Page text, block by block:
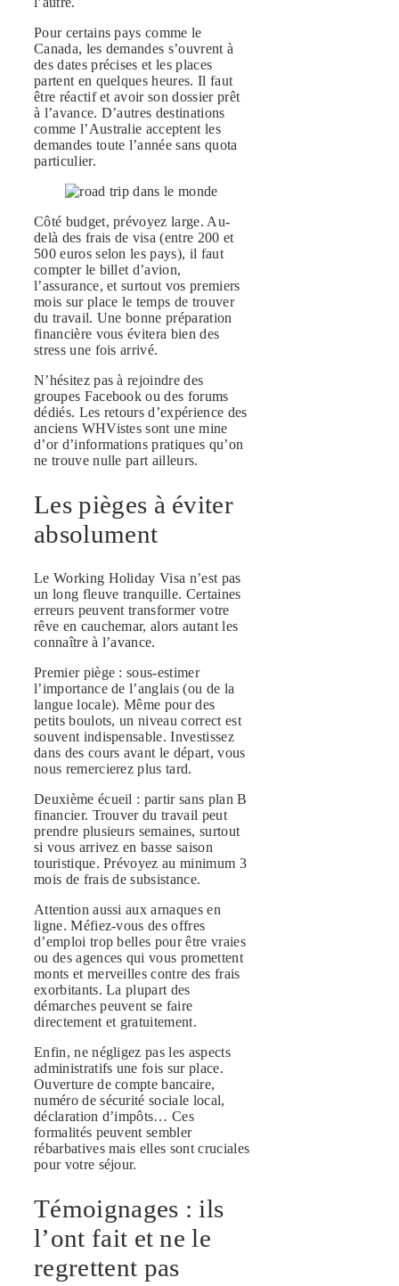
Pour certains pays comme le
Canada, les demandes s’ouvrent à
des dates précises et les places
partent en quelques heures. Il faut
être réactif et avoir son dossier prêt
à l’avance. D’autres destinations
comme l’Australie acceptent les
demandes toute l’année sans quota
particulier.
Côté budget, prévoyez large. Au-
delà des frais de visa (entre 200 et
500 euros selon les pays), il faut
compter le billet d’avion,
l’assurance, et surtout vos premiers
mois sur place le temps de trouver
du travail. Une bonne préparation
financière vous évitera bien des
stress une fois arrivé.
N’hésitez pas à rejoindre des
groupes Facebook ou des forums
dédiés. Les retours d’expérience des
anciens WHVistes sont une mine
d’or d’informations pratiques qu’on
ne trouve nulle part ailleurs.
Les pièges à éviter
absolument
Le Working Holiday Visa n’est pas
un long fleuve tranquille. Certaines
erreurs peuvent transformer votre
rêve en cauchemar, alors autant les
connaître à l’avance.
Premier piège : sous-estimer
l’importance de l’anglais (ou de la
langue locale). Même pour des
petits boulots, un niveau correct est
souvent indispensable. Investissez
dans des cours avant le départ, vous
nous remercierez plus tard.
Deuxième écueil : partir sans plan B
financier. Trouver du travail peut
prendre plusieurs semaines, surtout
si vous arrivez en basse saison
touristique. Prévoyez au minimum 3
mois de frais de subsistance.
Attention aussi aux arnaques en
ligne. Méfiez-vous des offres
d’emploi trop belles pour être vraies
ou des agences qui vous promettent
monts et merveilles contre des frais
exorbitants. La plupart des
démarches peuvent se faire
directement et gratuitement.
Enfin, ne négligez pas les aspects
administratifs une fois sur place.
Ouverture de compte bancaire,
numéro de sécurité sociale local,
déclaration d’impôts… Ces
formalités peuvent sembler
rébarbatives mais elles sont cruciales
pour votre séjour.
Témoignages : ils
l’ont fait et ne le
regrettent pas